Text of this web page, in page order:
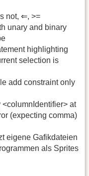
not, ⇐, >=
unary and binary
highlighting
selection is
add constraint only
at
(expecting comma)
eigene Gafikdateien
als Sprites